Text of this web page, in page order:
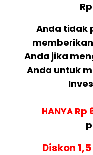
Rp
Anda tidak
memberikan
Anda jika
Anda untuk
HANYA
Diskon